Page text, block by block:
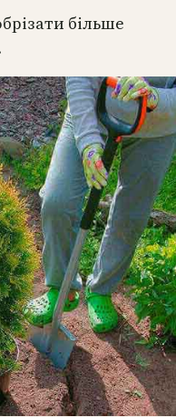
більше